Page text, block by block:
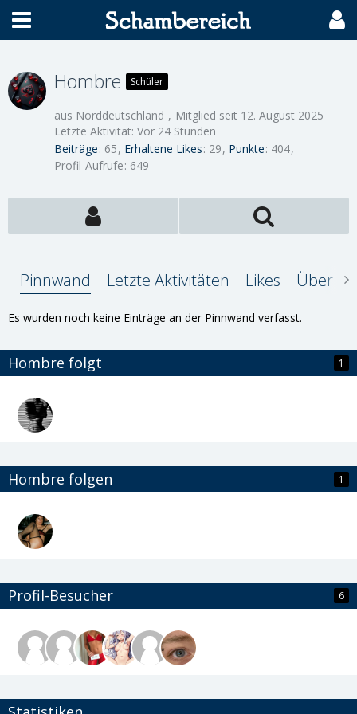
Hombre Schüler
aus Norddeutschland
Mitglied seit 12. August 2025
Letzte Aktivität: Vor 24 Stunden
Beiträge 65 Erhaltene Likes 29 Punkte 404
Profil-Aufrufe 649
Pinnwand Letzte Aktivitäten Likes Über
Es wurden noch keine Einträge an der Pinnwand verfasst.
Hombre folgt 1
Hombre folgen 1
Profil-Besucher 6